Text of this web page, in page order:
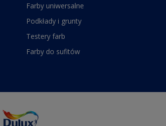
Farby uniwersalne
Podkłady i grunty
Testery farb
Farby do sufitów